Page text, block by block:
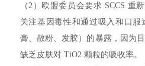
（2）欧盟委员会要求 SCCS 重
关注基因毒性和通过吸入和口
膏、散粉、发胶）的暴露，因为
缺乏皮肤对 TiO2 颗粒的吸收率。